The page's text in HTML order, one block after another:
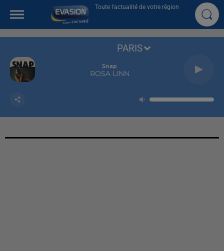
Toute l'actualité de votre région
Snap
ROSA LINN
PARIS